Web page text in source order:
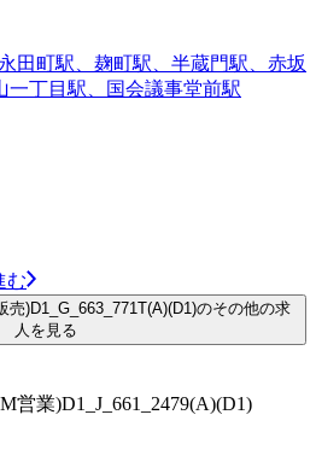
田町駅、麹町駅、半蔵門駅、赤坂
一丁目駅、国会議事堂前駅
む
)D1_G_663_771T(A)(D1)のその他の求
人を見る
営業)D1_J_661_2479(A)(D1)